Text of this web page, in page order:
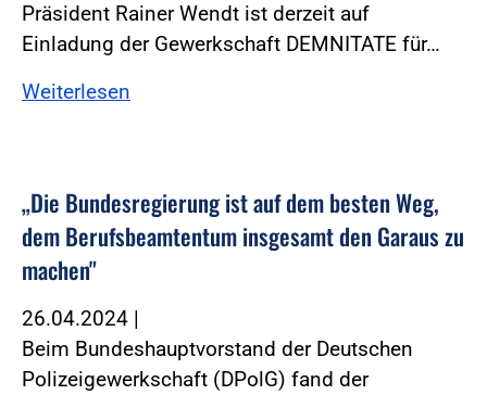
Präsident Rainer Wendt ist derzeit auf
Einladung der Gewerkschaft DEMNITATE für…
Weiterlesen
„Die Bundesregierung ist auf dem besten Weg,
dem Berufsbeamtentum insgesamt den Garaus zu
machen"
26.04.2024 |
Beim Bundeshauptvorstand der Deutschen
Polizeigewerkschaft (DPolG) fand der